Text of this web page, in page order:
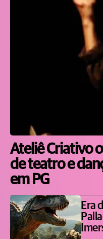
Ateliê Criativo
de teatro e
em PG
Era